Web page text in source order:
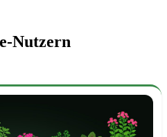
Nutzern